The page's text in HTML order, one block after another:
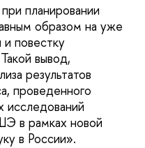
планировании
образом на уже
повестку
вывод,
результатов
проведенного
исследований
в рамках новой
в России».